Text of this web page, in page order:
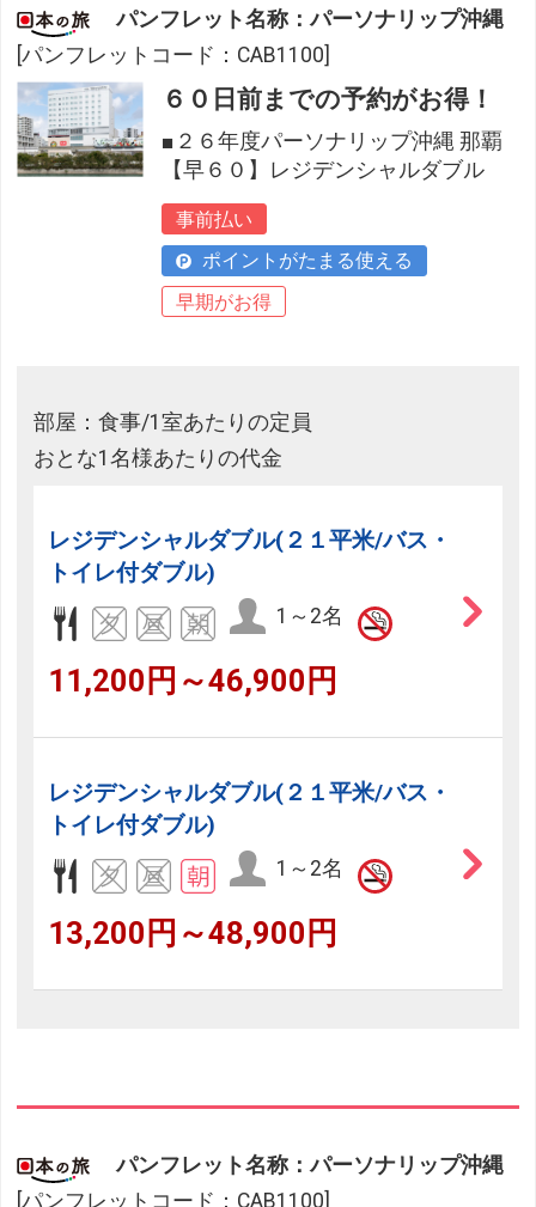
パンフレット名称：パーソナリップ沖縄
[パンフレットコード：CAB1100]
６０日前までの予約がお得！
■２６年度パーソナリップ沖縄 那覇
【早６０】レジデンシャルダブル
事前払い
ポイントがたまる使える
早期がお得
部屋：食事/1室あたりの定員
おとな1名様あたりの代金
レジデンシャルダブル(２１平米/バス・
トイレ付ダブル)
1～2名
11,200円～46,900円
レジデンシャルダブル(２１平米/バス・
トイレ付ダブル)
1～2名
13,200円～48,900円
パンフレット名称：パーソナリップ沖縄
[パンフレットコード：CAB1100]